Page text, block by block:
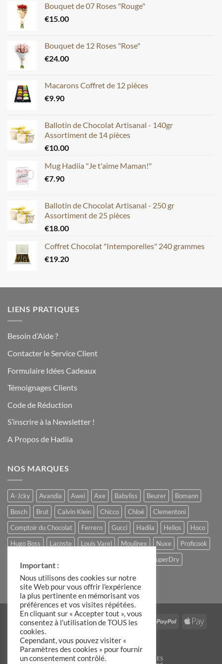
Bouquet de 07 Roses "Rouge"
€15.00
Bouquet de 12 Roses "Rose"
€24.00
Macarons Coffret de 12 pièces
€9.90
Ballotin de Chocolat Artisanal - 140gr
Assortiment de 14 pièces
€10.00
Mug Hadiia "Je t'aime Maman!"
€7.90
Ballotin de Chocolat Artisanal - 250 gr
Assortiment de 25 pièces
€18.00
Coffret Chocolat "Intemporelles" 240 grammes
€19.20
LIENS PRATIQUES
Besoin d’Aide ?
Contacter le Service Client
Formulaire Idées Cadeaux
Témoignages Clients
Code de Réduction
S’inscrire à la Newsletter !
A Propos de Hadiia
NOS MARQUES
A-Jcky Avandia Awei Axe Babyliss Beurer
Bomann
Bosch
Brut Calvin Klein Chicco Chloé
Clementoni
Comptoir du Chocolat
Ferrero Gucci Hadiia Helios
Hoco
Hugo Boss
Lacoste Louis Varel Moulinex Nuxe
Proficook
SuperDry
The Candle Factory
Ulric de Varens
Visa MasterCardStripe IDeal
AmericanPayPal
Apple
Google
Pay
BLOG C.G.V
MENTIONS LÉGALES
Important :
Nous utilisons des cookies sur notre
site Web pour vous offrir l'expérience
la plus pertinente en mémorisant vos
préférences et vos visites répétées.
En cliquant sur « Accepter tout », vous
consentez à l'utilisation de TOUS les
cookies.
Cependant, vous pouvez visiter «
Paramètres des cookies » pour fournir
un consentement contrôlé.